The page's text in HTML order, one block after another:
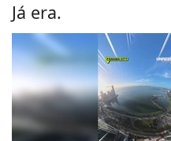
Já era.